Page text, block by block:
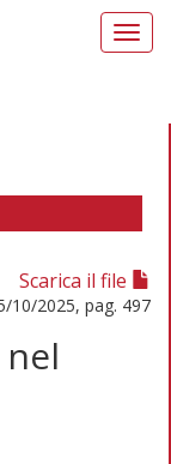
Scarica il file
10/2025, pag. 497